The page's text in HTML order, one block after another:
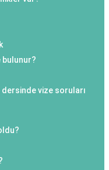
bulunur?
dersinde vize soruları